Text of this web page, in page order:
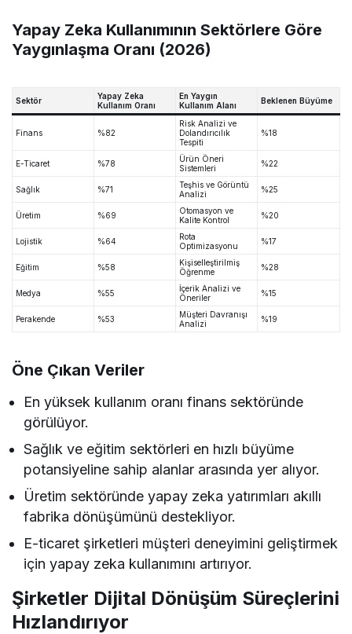
Yapay Zeka Kullanımının Sektörlere Göre
Yaygınlaşma Oranı (2026)
Sektör
Yapay Zeka
Kullanım Oranı
En Yaygın
Kullanım Alanı
Beklenen Büyüme
Finans %82
Risk Analizi ve
Dolandırıcılık
Tespiti
%18
E-Ticaret %78
Ürün Öneri
Sistemleri
%22
Sağlık %71
Teşhis ve Görüntü
Analizi
%25
Üretim %69
Otomasyon ve
Kalite Kontrol
%20
Lojistik %64
Rota
Optimizasyonu
%17
Eğitim %58
Kişiselleştirilmiş
Öğrenme
%28
Medya %55
İçerik Analizi ve
Öneriler
%15
Perakende %53
Müşteri Davranışı
Analizi
%19
Öne Çıkan Veriler
En yüksek kullanım oranı finans sektöründe
görülüyor.
Sağlık ve eğitim sektörleri en hızlı büyüme
potansiyeline sahip alanlar arasında yer alıyor.
Üretim sektöründe yapay zeka yatırımları akıllı
fabrika dönüşümünü destekliyor.
E-ticaret şirketleri müşteri deneyimini geliştirmek
için yapay zeka kullanımını artırıyor.
Şirketler Dijital Dönüşüm Süreçlerini
Hızlandırıyor